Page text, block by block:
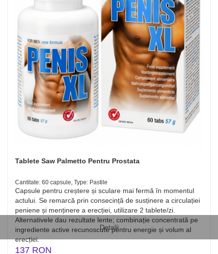
Detalii
Tablete Saw Palmetto Pentru Prostata
Cantitate: 60 capsule, Type: Pastile
Capsule pentru creștere și sculare mai fermă în momentul
actului. Se remarcă prin consecință de susținere a circulației
peniene și menținere a erecției, utilizare 2 tablete/zi.
Alternativele dau rezultate lente; combinație concentrată pe
ingrediente active recunoscute pentru energie și volum al
erecției.
137 RON